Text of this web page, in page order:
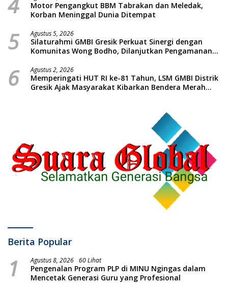
Motor Pengangkut BBM Tabrakan dan Meledak,
Korban Meninggal Dunia Ditempat
5 Agustus 5, 2026
Silaturahmi GMBI Gresik Perkuat Sinergi dengan
Komunitas Wong Bodho, Dilanjutkan Pengamanan
Massal dan Santunan Anak Yatim
6 Agustus 2, 2026
Memperingati HUT RI ke-81 Tahun, LSM GMBI Distrik
Gresik Ajak Masyarakat Kibarkan Bendera Merah
Berita Popular
1 Agustus 8, 2026 60 Lihat
Pengenalan Program PLP di MINU Ngingas dalam
Mencetak Generasi Guru yang Profesional